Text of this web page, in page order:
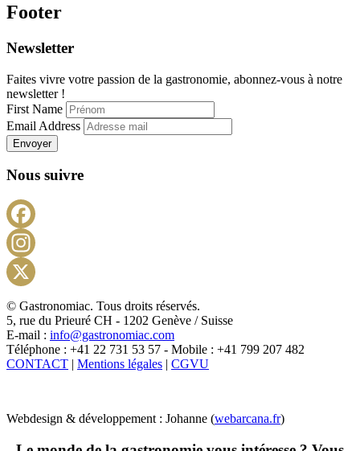
Footer
Newsletter
Faites vivre votre passion de la gastronomie, abonnez-vous à notre
newsletter !
First Name
Email Address
Envoyer
Nous suivre
X
© Gastronomiac. Tous droits réservés.
5, rue du Prieuré CH - 1202 Genève / Suisse
E-mail : info@gastronomiac.com
Téléphone : +41 22 731 53 57 - Mobile : +41 799 207 482
CONTACT | Mentions légales | CGVU
Webdesign & développement : Johanne (webarcana.fr)